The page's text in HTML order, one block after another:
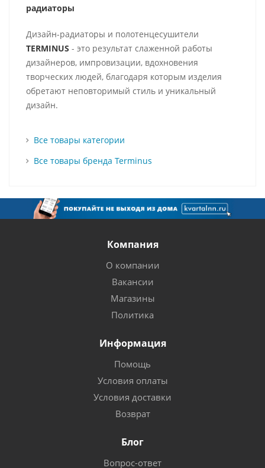
радиаторы
Дизайн-радиаторы и полотенцесушители
TERMINUS - это результат слаженной работы
дизайнеров, импровизации, вдохновения
творческих людей, благодаря которым изделия
обретают неповторимый стиль и уникальный
дизайн.
Все товары категории
Все товары бренда Terminus
Компания
О компании
Вакансии
Магазины
Политика
Информация
Помощь
Условия оплаты
Условия доставки
Возврат
Блог
Вопрос-ответ